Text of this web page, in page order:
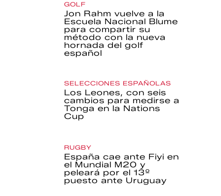
GOLF
Jon Rahm vuelve a la
Escuela Nacional Blume
para compartir su
método con la nueva
hornada del golf
español
SELECCIONES ESPAÑOLAS
Los Leones, con seis
cambios para medirse a
Tonga en la Nations
Cup
RUGBY
España cae ante Fiyi en
el Mundial M20 y
peleará por el 13º
puesto ante Uruguay